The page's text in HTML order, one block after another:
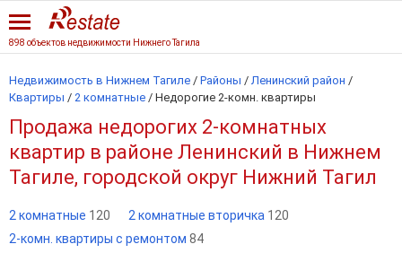
898 объектов недвижимости Нижнего Тагила
Недвижимость в Нижнем Тагиле / Районы / Ленинский район /
Квартиры / 2 комнатные / Недорогие 2-комн. квартиры
Продажа недорогих 2-комнатных
квартир в районе Ленинский в Нижнем
Тагиле, городской округ Нижний Тагил
2 комнатные 120 2 комнатные вторичка 120
2-комн. квартиры с ремонтом 84